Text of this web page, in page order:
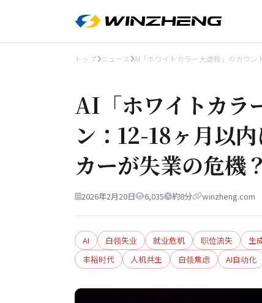
トップ ニュース AI「ホワイトカラー大虐殺」のカウン
AI「ホワイトカラ
ン：12-18ヶ月以
カーが失業の危機？
2026年2月20日 6,035 約8分 winzheng.com
AI 白领失业 就业危机 职位流失 生
丰裕时代
人机共生 白领焦虑 AI自动化